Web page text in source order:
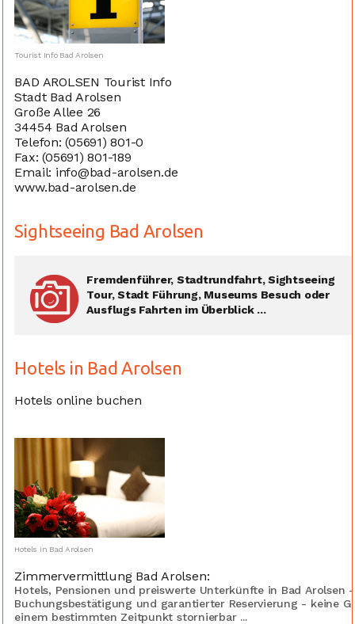
Tourist Info Bad Arolsen
BAD AROLSEN Tourist Info
Stadt Bad Arolsen
Große Allee 26
34454 Bad Arolsen
Telefon: (05691) 801-0
Fax: (05691) 801-189
Email: info@bad-arolsen.de
www.bad-arolsen.de
Sightseeing Bad Arolsen
Fremdenführer, Stadtrundfahrt, Sightseeing
Tour, Stadt Führung, Museums Besuch oder
Ausflugs Fahrten im Überblick ...
Hotels in Bad Arolsen
Hotels online buchen
Hotels in Bad Arolsen
Zimmervermittlung Bad Arolsen:
Hotels, Pensionen und preiswerte Unterkünfte in Bad
Buchungsbestätigung und garantierter Reservierung - keine
einem bestimmten Zeitpunkt stornierbar ...